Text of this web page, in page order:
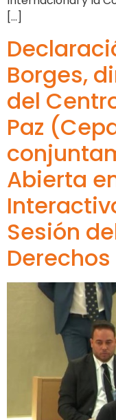
[…]
Borges,
del
Paz
Abierta
Sesión